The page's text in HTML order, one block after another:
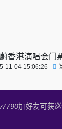
香港演唱会门
11-04 15:06:26
加好友可获